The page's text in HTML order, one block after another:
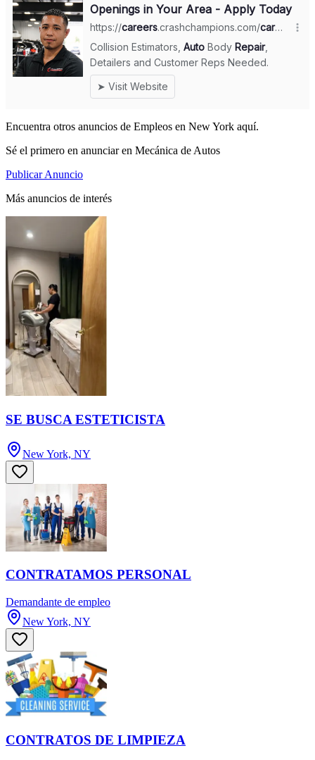
Encuentra otros anuncios de Empleos en New York aquí.
Sé el primero en anunciar en Mecánica de Autos
Publicar Anuncio
Más anuncios de interés
SE BUSCA ESTETICISTA
New York, NY
CONTRATAMOS PERSONAL
Demandante de empleo
New York, NY
CONTRATOS DE LIMPIEZA